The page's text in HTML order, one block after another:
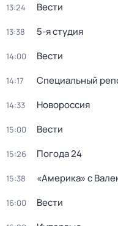
13:24 Вести
13:38 5-я студия
14:00 Вести
14:17 Специальный
14:33 Новороссия
15:00 Вести
15:26 Погода 24
15:38 «Америка» с
16:00 Вести